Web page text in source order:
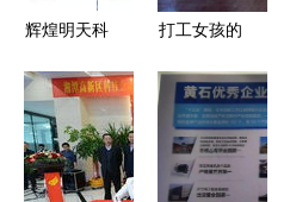
辉煌明天科
告行业落伍
的新兵？
——科技中
打工女孩的
科技中介服
务如何成为
新宠？